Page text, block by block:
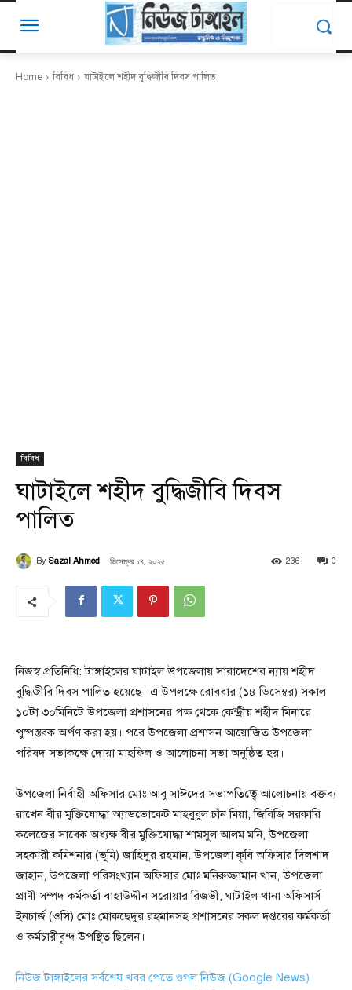
Home বিবিধ ঘাটাইলে শহীদ বুদ্ধিজীবি দিবস পালিত
বিবিধ
ঘাটাইলে শহীদ বুদ্ধিজীবি দিবস
পালিত
By Sazal Ahmed ডিসেম্বর ১৪, ২০২৫ 0
236
নিজস্ব প্রতিনিধি: টাঙ্গাইলের ঘাটাইল উপজেলায় সারাদেশের ন্যায় শহীদ
বুদ্ধিজীবি দিবস পালিত হয়েছে। এ উপলক্ষে রোববার (১৪ ডিসেম্বর) সকাল
১০টা ৩০মিনিটে উপজেলা প্রশাসনের পক্ষ থেকে কেন্দ্রীয় শহীদ মিনারে
পুষ্পস্তবক অর্পণ করা হয়। পরে উপজেলা প্রশাসন আয়োজিত উপজেলা
পরিষদ সভাকক্ষে দোয়া মাহফিল ও আলোচনা সভা অনুষ্ঠিত হয়।
উপজেলা নির্বাহী অফিসার মোঃ আবু সাঈদের সভাপতিত্বে আলোচনায় বক্তব্য
রাখেন বীর মুক্তিযোদ্ধা অ্যাডভোকেট মাহবুবুল চাঁন মিয়া, জিবিজি সরকারি
কলেজের সাবেক অধ্যক্ষ বীর মুক্তিযোদ্ধা শামসুল আলম মনি, উপজেলা
সহকারী কমিশনার (ভূমি) জাহিদুর রহমান, উপজেলা কৃষি অফিসার দিলশাদ
জাহান, উপজেলা পরিসংখ্যান অফিসার মোঃ মনিরুজ্জামান খান, উপজেলা
প্রাণী সম্পদ কর্মকর্তা বাহাউদ্দীন সরোয়ার রিজভী, ঘাটাইল থানা অফিসার্স
ইনচার্জ (ওসি) মোঃ মোকছেদুর রহমানসহ প্রশাসনের সকল দপ্তরের কর্মকর্তা
ও কর্মচারীবৃন্দ উপস্থিত ছিলেন।
নিউজ টাঙ্গাইলের সর্বশেষ খবর পেতে গুগল নিউজ (Google News)